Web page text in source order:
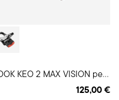
L
OOK KEO 2 MAX VISION pedalai
125,00 €